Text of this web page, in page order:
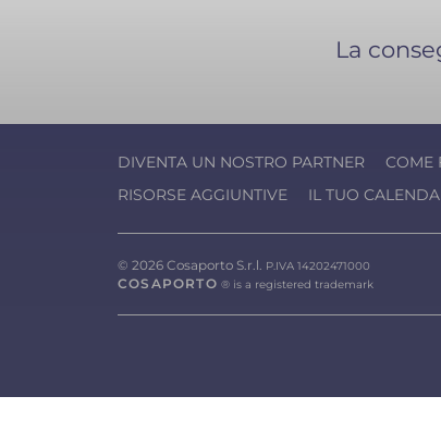
La
DIVENTA UN NOSTRO PARTNER COME
RISORSE AGGIUNTIVE
IL TUO
© 2026 Cosaporto S.r.l. P.IVA 14202471000
COSAPORTO ® is a registered trademark